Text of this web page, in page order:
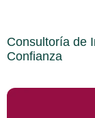
Consultoría de
Confianza